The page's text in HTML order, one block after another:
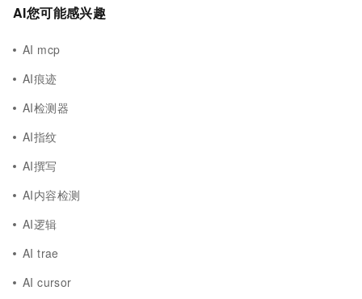
AI您可能感兴趣
AI mcp
AI痕迹
AI检测器
AI指纹
AI撰写
AI内容检测
AI逻辑
AI trae
AI cursor